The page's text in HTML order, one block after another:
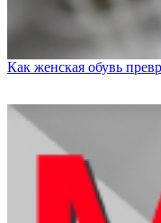
Как женская обувь